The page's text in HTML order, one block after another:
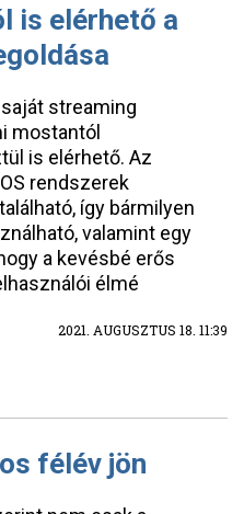
is elérhető a
streaming
mostantól
is elérhető. Az
rendszerek
így bármilyen
valamint egy
a kevésbé erős
élmé
2021. AUGUSZTUS 18. 11:39
félév jön